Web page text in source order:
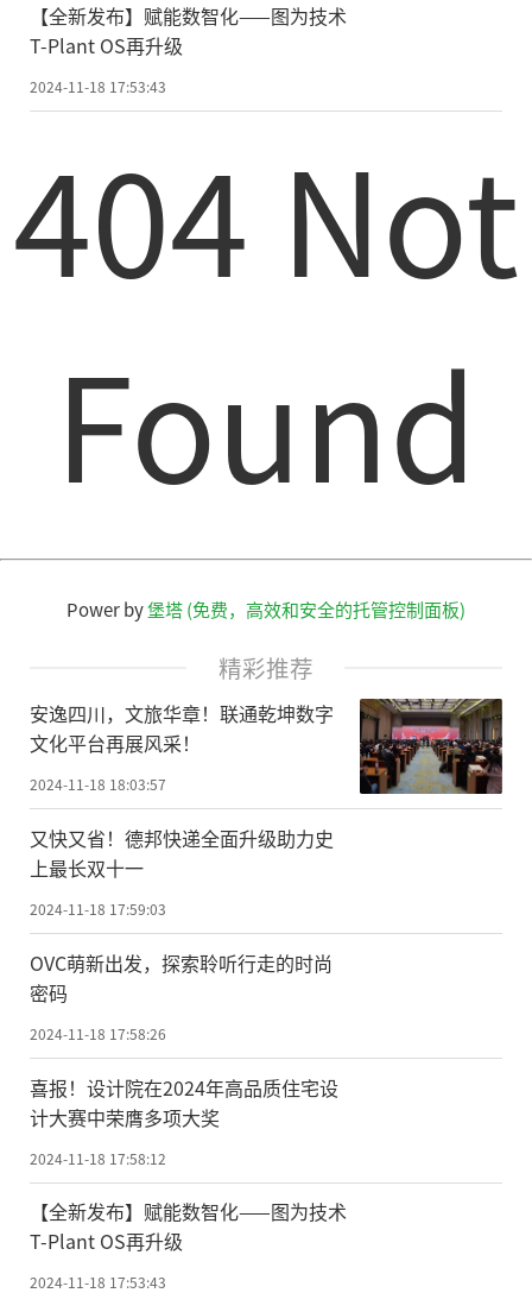
【全新发布】赋能数智化——图为技术
T-Plant OS再升级
2024-11-18 17:53:43
404 Not
Found
Power by堡塔 (免费，高效和安全的托管控制面板)
精彩推荐
安逸四川，文旅华章！联通乾坤数字
文化平台再展风采！
2024-11-18 18:03:57
又快又省！德邦快递全面升级助力史
上最长双十一
2024-11-18 17:59:03
OVC萌新出发，探索聆听行走的时尚
密码
2024-11-18 17:58:26
喜报！设计院在2024年高品质住宅设
计大赛中荣膺多项大奖
2024-11-18 17:58:12
【全新发布】赋能数智化——图为技术
T-Plant OS再升级
2024-11-18 17:53:43